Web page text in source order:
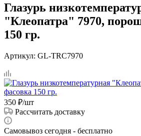
Глазурь
"Клеопатра" 7970,
150 гр.
Артикул: GL-TRC7970
350 ₽/шт
Рассчитать доставку
Самовывоз сегодня - бесплатно